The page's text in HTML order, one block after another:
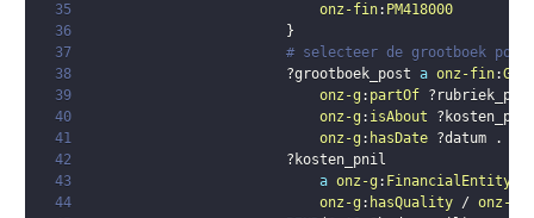
35
onz-fin: PM418000
36
}
37
# selecteer de grootboek
38
?grootboek_post a onz-fin:
39
onz-g : partOf
40
onz-g : isAbout
41
onz-g : hasDate ?datum
.
42
?kosten_pnil
43
a onz-g : FinancialEntity
44
onz-g : hasQuality / onz-g